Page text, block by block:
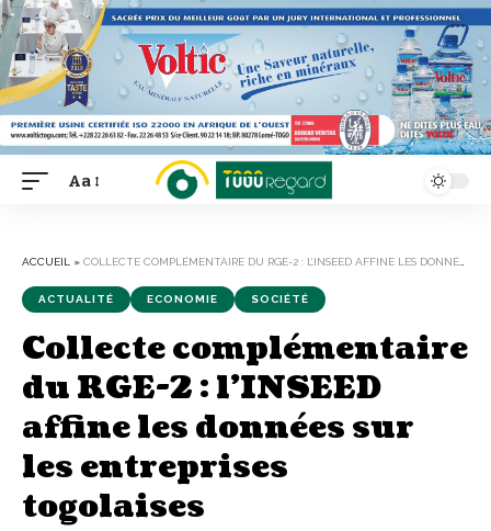
Font
Aa
ACCUEIL » COLLECTE COMPLÉMENTAIRE DU RGE-2 : L’INSEED AFFINE LES DONNÉES SUR LES ENTREPRISES TOGOLAISES
ACTUALITÉ ECONOMIE SOCIÉTÉ
Collecte complémentaire
du RGE-2 : l’INSEED
affine les données sur
les entreprises
togolaises